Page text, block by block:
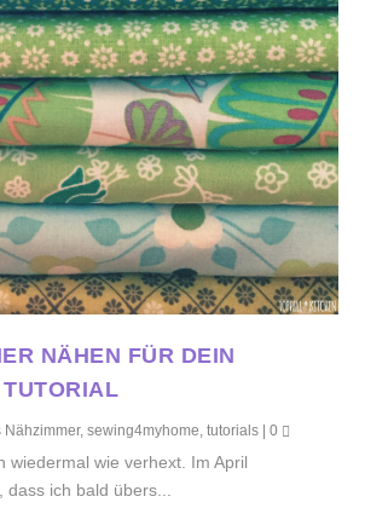
NÄHEN FÜR DEIN
Nähzimmer,sewing4myhome,tutorials |0
wiedermal wie verhext. Im April
ich bald übers...